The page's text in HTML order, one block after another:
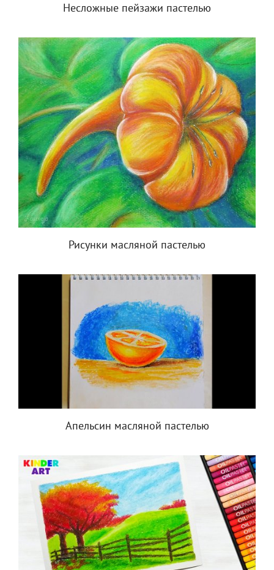
Несложные пейзажи пастелью
Рисунки масляной пастелью
Апельсин масляной пастелью